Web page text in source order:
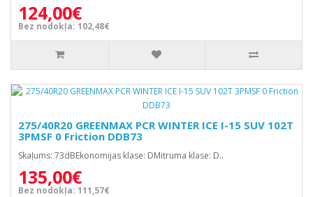
124,00€
Bez nodokļa: 102,48€
275/40R20 GREENMAX PCR WINTER ICE I-15 SUV 102T
3PMSF 0 Friction DDB73
Skaļums: 73dBEkonomijas klase: DMitruma klase: D..
135,00€
Bez nodokļa: 111,57€